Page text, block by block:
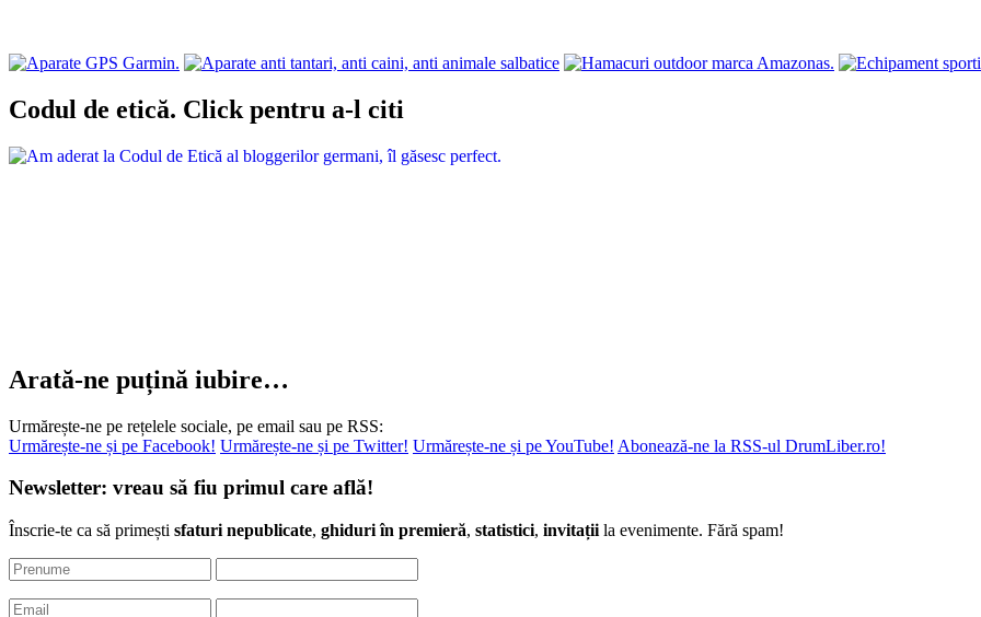
Codul de etică. Click pentru a-l citi
Urmărește-ne pe rețelele sociale, pe email sau pe RSS:
Newsletter: vreau să fiu primul care află!
Înscrie-te ca să primeștisfaturi nepublicate,ghiduri în premieră